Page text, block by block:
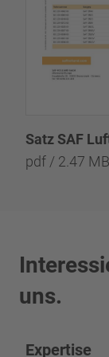
Satz SAF
pdf / 2.47 MB
uns.
Expertise